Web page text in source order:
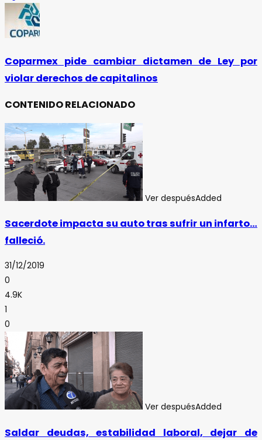
Coparmex pide cambiar dictamen de Ley por
violar derechos de capitalinos
CONTENIDO RELACIONADO
Ver despuésAdded
Sacerdote impacta su auto tras sufrir un infarto…
falleció.
31/12/2019
0
4.9K
1
0
Ver despuésAdded
Saldar deudas, estabilidad laboral, dejar de